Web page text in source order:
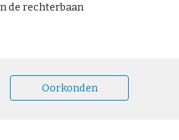
de rechterbaan
Oorkonden